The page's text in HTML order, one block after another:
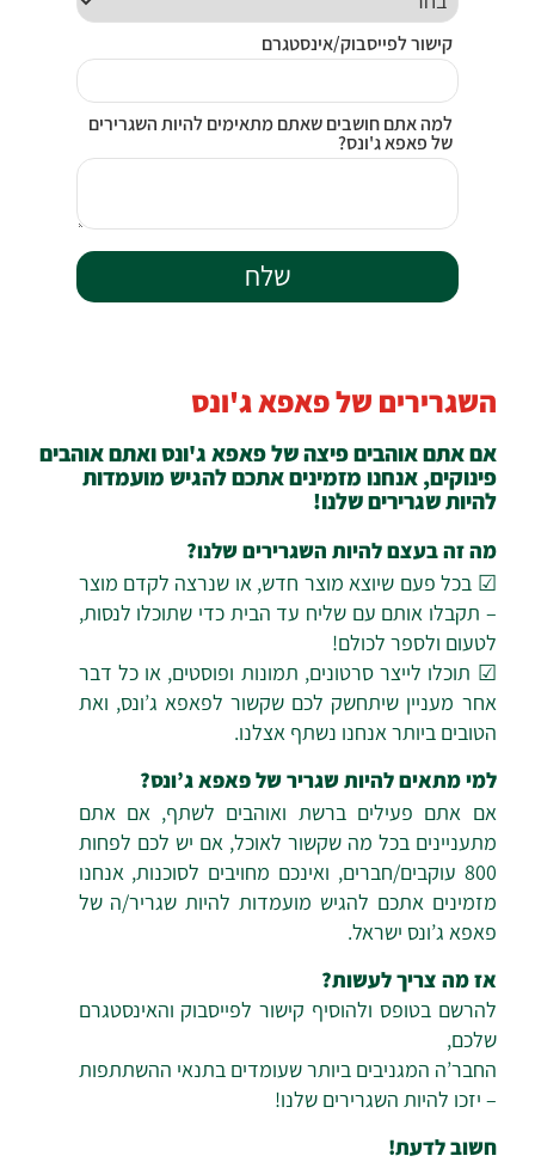
השגרירים של פאפא ג'ונס
אם אתם אוהבים פיצה של פאפא ג'ונס ואתם אוהבים
פינוקים, אנחנו מזמינים אתכם להגיש מועמדות
להיות שגרירים שלנו!
מה זה בעצם להיות השגרירים שלנו?
☑ בכל פעם שיוצא מוצר חדש, או שנרצה לקדם מוצר
– תקבלו אותם עם שליח עד הבית כדי שתוכלו לנסות,
לטעום ולספר לכולם!
☑ תוכלו לייצר סרטונים, תמונות ופוסטים, או כל דבר
אחר מעניין שיתחשק לכם שקשור לפאפא ג’ונס, ואת
הטובים ביותר אנחנו נשתף אצלנו.
למי מתאים להיות שגריר של פאפא ג’ונס?
אם אתם פעילים ברשת ואוהבים לשתף, אם אתם
מתעניינים בכל מה שקשור לאוכל, אם יש לכם לפחות
800 עוקבים/חברים, ואינכם מחויבים לסוכנות, אנחנו
מזמינים אתכם להגיש מועמדות להיות שגריר/ה של
פאפא ג’ונס ישראל.
אז מה צריך לעשות?
להרשם בטופס ולהוסיף קישור לפייסבוק והאינסטגרם
שלכם,
החבר’ה המגניבים ביותר שעומדים בתנאי ההשתתפות
– יזכו להיות השגרירים שלנו!
חשוב לדעת!
קישור לפייסבוק/אינסטגרם
למה אתם חושבים שאתם מתאימים להיות השגרירים
של פאפא ג'ונס?